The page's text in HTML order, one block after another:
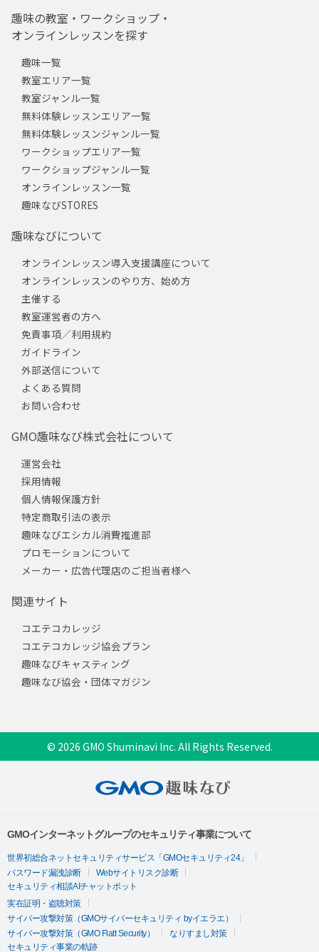
趣味の教室・ワークショップ・
オンラインレッスンを探す
趣味一覧
教室エリア一覧
教室ジャンル一覧
無料体験レッスンエリア一覧
無料体験レッスンジャンル一覧
ワークショップエリア一覧
ワークショップジャンル一覧
オンラインレッスン一覧
趣味なびSTORES
趣味なびについて
オンラインレッスン導入支援講座について
オンラインレッスンのやり方、始め方
主催する
教室運営者の方へ
免責事項／利用規約
ガイドライン
外部送信について
よくある質問
お問い合わせ
GMO趣味なび株式会社について
運営会社
採用情報
個人情報保護方針
特定商取引法の表示
趣味なびエシカル消費推進部
プロモーションについて
メーカー・広告代理店のご担当者様へ
関連サイト
コエテコカレッジ
コエテコカレッジ協会プラン
趣味なびキャスティング
趣味なび協会・団体マガジン
© 2026 GMO Shuminavi Inc. All Rights Reserved.